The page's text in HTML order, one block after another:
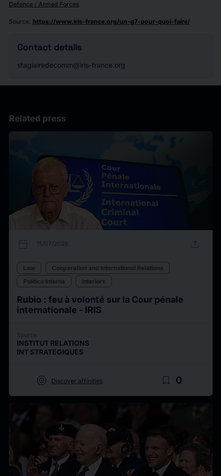
Defence / Armed Forces
Source: https://www.iris-france.org/un-g7-pour-quoi-faire/
Contact details
stagiairedecomm@iris-france.org
Related press
calendar_today 15/07/2026 upload
Law
Cooperation and International Relations
Politica Interna
Interiors
Rubio : feu à volonté sur la Cour pénale
internationale - IRIS
Source
INSTITUT RELATIONS
INT STRATEGIQUES
target Discover affinities bookmark_border 0